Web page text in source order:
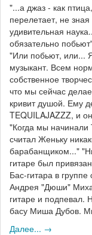
"...а джаз - как
перелетает, не
удивительная
обязательно
"Или побьют, или...
музыкант. Всем
собственное
что мы сейчас
кривит душой. Ему
TEQUILAJAZZZ, и
"Когда мы
считал Женьку
барабанщиком..."
гитаре был
Бас-гитара в
Андрея "Дюши"
гитаре и
басу Миша Дубов.
Далее... →